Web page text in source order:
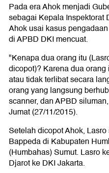
Pada era Ahok menjadi
sebagai Kepala Inspektorat
Ahok usai kasus
di APBD DKI mencuat.
"Kenapa dua orang itu
dicopot)? Karena dua
atau tidak terlibat secara
orang yang langsung
scanner, dan APBD
Jumat (27/11/2015).
Setelah dicopot Ahok,
Bappeda di Kabupaten
(Humbahas) Sumut. Lasro
Djarot ke DKI Jakarta.